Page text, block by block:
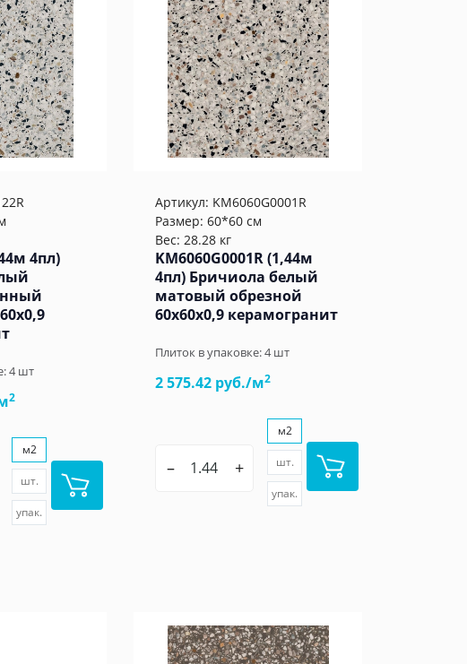
4пл)
4шт
2
м2
шт.
упак.
Артикул: KM6060G0001R
Размер: 60*60 см
Вес: 28.28 кг
KM6060G0001R (1,44м
4пл) Бричиола белый
матовый обрезной
60x60x0,9 керамогранит
Плиток в упаковке:4шт
2 575.42 руб./м2
– +
м2
шт.
упак.